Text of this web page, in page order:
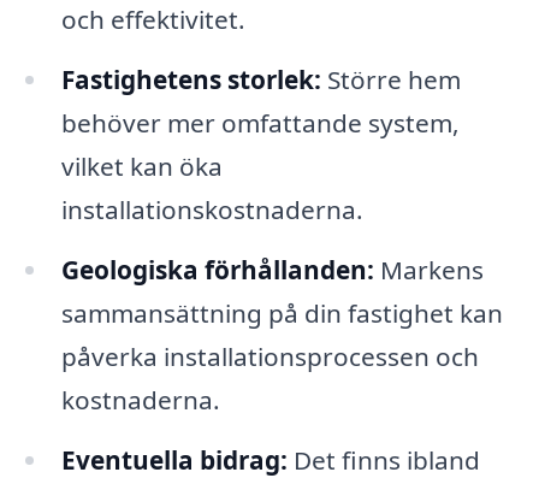
och effektivitet.
Fastighetens storlek: Större hem
behöver mer omfattande system,
vilket kan öka
installationskostnaderna.
Geologiska förhållanden: Markens
sammansättning på din fastighet kan
påverka installationsprocessen och
kostnaderna.
Eventuella bidrag: Det finns ibland